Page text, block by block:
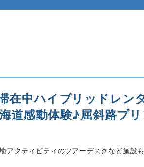
在中ハイブリッドレ
道感動体験♪屈斜路プ
アクティビティのツアーデスクなど施設